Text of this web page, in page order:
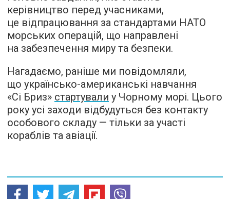
керівництво перед учасниками,
це відпрацювання за стандартами НАТО
морських операцій, що направлені
на забезпечення миру та безпеки.
Нагадаємо, раніше ми повідомляли,
що українсько-американські навчання
«Сі Бриз» стартували у Чорному морі. Цього
року усі заходи відбудуться без контакту
особового складу — тільки за участі
кораблів та авіації.